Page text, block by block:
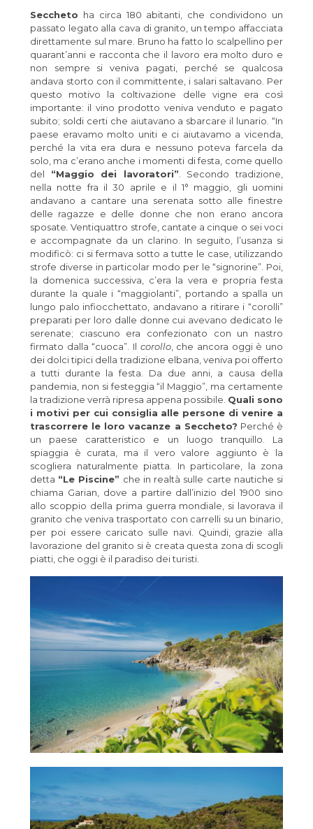
Seccheto ha circa 180 abitanti, che condividono un
passato legato alla cava di granito, un tempo affacciata
direttamente sul mare. Bruno ha fatto lo scalpellino per
quarant’anni e racconta che il lavoro era molto duro e
non sempre si veniva pagati, perché se qualcosa
andava storto con il committente, i salari saltavano. Per
questo motivo la coltivazione delle vigne era così
importante: il vino prodotto veniva venduto e pagato
subito; soldi certi che aiutavano a sbarcare il lunario. “In
paese eravamo molto uniti e ci aiutavamo a vicenda,
perché la vita era dura e nessuno poteva farcela da
solo, ma c’erano anche i momenti di festa, come quello
del “Maggio dei lavoratori” . Secondo tradizione,
nella notte fra il 30 aprile e il 1° maggio, gli uomini
andavano a cantare una serenata sotto alle finestre
delle ragazze e delle donne che non erano ancora
sposate Ventiquattro strofe, cantate a cinque o sei voci
e accompagnate da un clarino. In seguito, l’usanza si
modificò: ci si fermava sotto a tutte le case, utilizzando
strofe diverse in particolar modo per le “signorine”. Poi,
la domenica successiva, c’era la vera e propria festa
durante la quale i “maggiolanti”, portando a spalla un
lungo palo infiocchettato, andavano a ritirare i “corolli”
preparati per loro dalle donne cui avevano dedicato le
serenate; ciascuno era confezionato con un nastro
firmato dalla “cuoca”. Il corollo, che ancora oggi è uno
dei dolci tipici della tradizione elbana, veniva poi offerto
a tutti durante la festa. Da due anni, a causa della
pandemia, non si festeggia “il Maggio”, ma certamente
la tradizione verrà ripresa appena possibile. Quali sono
i motivi per cui consiglia alle persone di venire a
trascorrere le loro vacanze a Seccheto? Perché è
un paese caratteristico e un luogo tranquillo. La
spiaggia è curata, ma il vero valore aggiunto è la
scogliera naturalmente piatta. In particolare, la zona
detta “Le Piscine” che in realtà sulle carte nautiche si
chiama Garian, dove a partire dall’inizio del 1900 sino
allo scoppio della prima guerra mondiale, si lavorava il
granito che veniva trasportato con carrelli su un binario,
per poi essere caricato sulle navi. Quindi, grazie alla
lavorazione del granito si è creata questa zona di scogli
piatti, che oggi è il paradiso dei turisti.